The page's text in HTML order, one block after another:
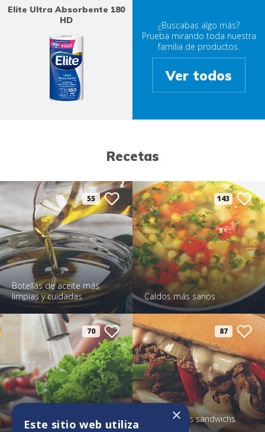
Elite Ultra Absorbente 180
HD
¿Buscabas algo más?
Prueba mirando toda nuestra
familia de productos.
Ver todos
Recetas
55
Botellas de aceite más
limpias y cuidadas
143
Caldos más sanos
70
Cómo conservar lechuga
fresca por más tiempo
87
Conserva los sandwichs
más frescos
×
Este sitio web utiliza